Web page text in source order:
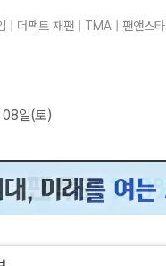
더팩트 재팬 TMA 팬앤스타
일(토)